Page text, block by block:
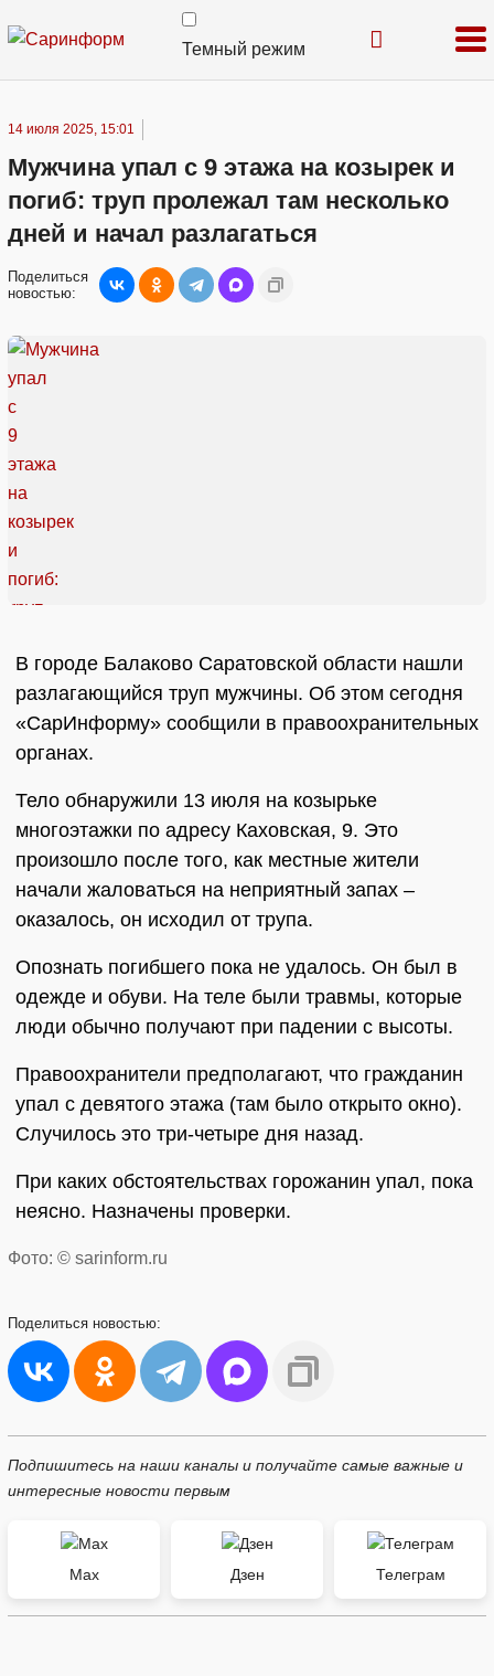
Темный режим
14 июля 2025, 15:01
Мужчина упал с 9 этажа на козырек и
погиб: труп пролежал там несколько
дней и начал разлагаться
Поделиться
новостью:
В городе Балаково Саратовской области нашли
разлагающийся труп мужчины. Об этом сегодня
«СарИнформу» сообщили в правоохранительных
органах.
Тело обнаружили 13 июля на козырьке
многоэтажки по адресу Каховская, 9. Это
произошло после того, как местные жители
начали жаловаться на неприятный запах –
оказалось, он исходил от трупа.
Опознать погибшего пока не удалось. Он был в
одежде и обуви. На теле были травмы, которые
люди обычно получают при падении с высоты.
Правоохранители предполагают, что гражданин
упал с девятого этажа (там было открыто окно).
Случилось это три-четыре дня назад.
При каких обстоятельствах горожанин упал, пока
неясно. Назначены проверки.
Фото: © sarinform.ru
Поделиться новостью:
Подпишитесь на наши каналы и получайте самые важные и
интересные новости первым
Max Дзен Телеграм